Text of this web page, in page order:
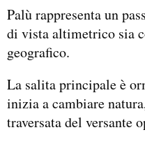
Palù rappresenta un
di vista altimetrico sia
geografico.
La salita principale è
inizia a cambiare
traversata del versante